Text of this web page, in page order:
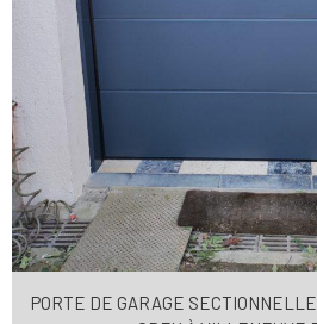
PORTE DE GARAGE